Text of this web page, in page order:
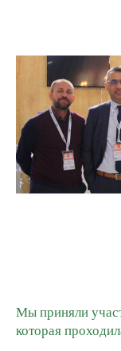
Мы приняли
которая
Дух
Форма Заявки на
TreatON®